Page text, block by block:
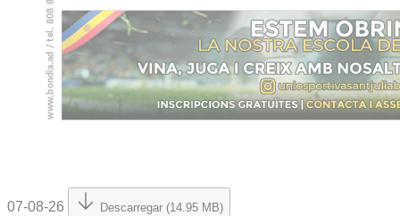
07-08-26 Descarregar (14.95 MB)